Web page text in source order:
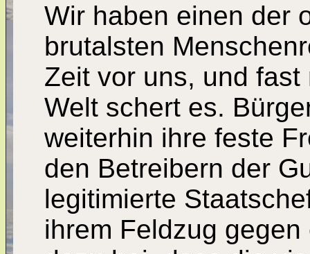
Wir haben einen der
brutalsten
Zeit vor uns, und
Welt schert es.
weiterhin ihre feste
den Betreibern der
legitimierte
ihrem Feldzug